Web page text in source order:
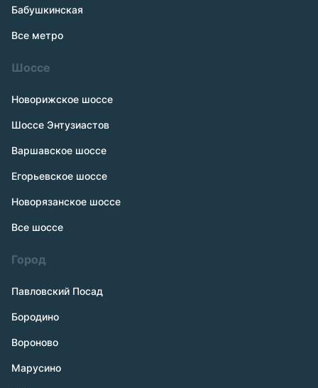
Бабушкинская
Все метро
Шоссе
Новорижское шоссе
Шоссе Энтузиастов
Варшавское шоссе
Егорьевское шоссе
Новорязанское шоссе
Все шоссе
Город
Павловский Посад
Бородино
Вороново
Марусино